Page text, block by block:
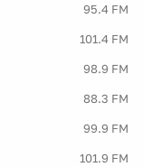
95.4 FM
101.4 FM
98.9 FM
88.3 FM
99.9 FM
101.9 FM